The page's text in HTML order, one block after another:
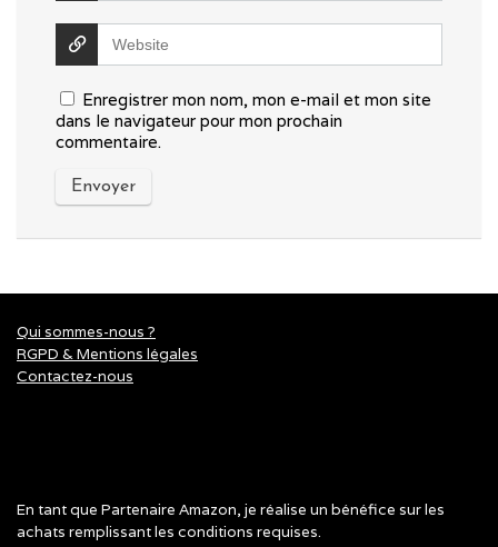
Enregistrer mon nom, mon e-mail et mon site
dans le navigateur pour mon prochain
commentaire.
Qui sommes-nous ?
RGPD & Mentions légales
Contactez-nous
En tant que Partenaire Amazon, je réalise un bénéfice sur les
achats remplissant les conditions requises.